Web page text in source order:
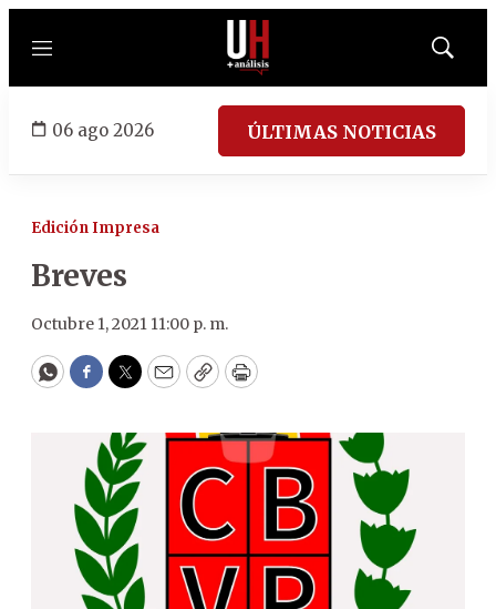
Menú
Mostrar
06 ago 2026 ÚLTIMAS NOTICIAS
Edición Impresa
Breves
Octubre 1, 2021 11:00 p. m.
WhatsApp
Facebook
Twitter
EmailCopyPrint